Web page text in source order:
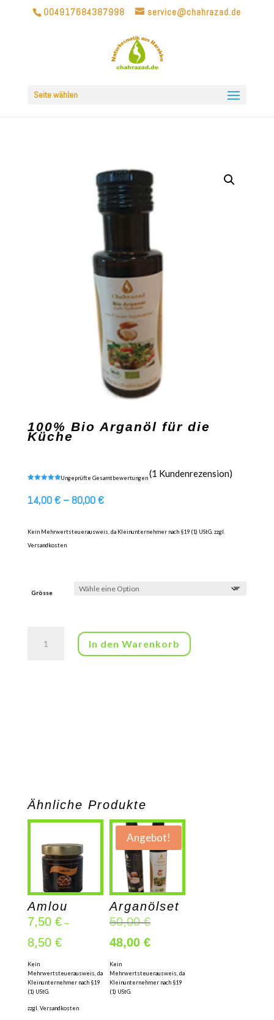
004917684387998 service@chahrazad.de
Seite wählen
100% Bio Arganöl für die
Küche
basierend
auf
Ungeprüfte Gesamtbewertungen (1 Kundenrezension)
14,00€–80,00€
Kein Mehrwertsteuerausweis, da Kleinunternehmer nach §19 (1) UStG. zzgl.
Versandkosten
Grösse
In den Warenkorb
Ähnliche Produkte
Amlou
7,50 €–
8,50 €
Kein
Mehrwertsteuerausweis, da
Kleinunternehmer nach §19
(1) UStG.
zzgl. Versandkosten
Angebot!
Arganölset
50,00€Ursprünglicher
war:
48,00 €Aktueller
48,00 €.
Kein
Mehrwertsteuerausweis, da
Kleinunternehmer nach §19
(1) UStG.